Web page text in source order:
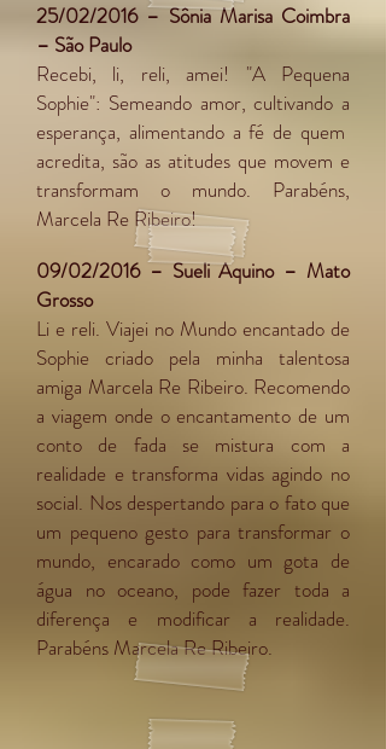
25/02/2016 – Sônia Marisa Coimbra
– São Paulo
Recebi, li, reli, amei! "A Pequena
Sophie": Semeando amor, cultivando a
esperança, alimentando a fé de quem
acredita, são as atitudes que movem e
transformam o mundo. Parabéns,
Marcela Re Ribeiro!
09/02/2016 – Sueli Aquino – Mato
Grosso
Li e reli. Viajei no Mundo encantado de
Sophie criado pela minha talentosa
amiga Marcela Re Ribeiro. Recomendo
a viagem onde o encantamento de um
conto de fada se mistura com a
realidade e transforma vidas agindo no
social. Nos despertando para o fato que
um pequeno gesto para transformar o
mundo, encarado como um gota de
água no oceano, pode fazer toda a
diferença e modificar a realidade.
Parabéns Marcela Re Ribeiro.